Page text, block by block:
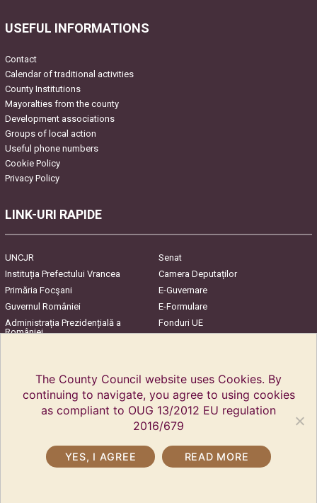
USEFUL INFORMATIONS
Contact
Calendar of traditional activities
County Institutions
Mayoralties from the county
Development associations
Groups of local action
Useful phone numbers
Cookie Policy
Privacy Policy
LINK-URI RAPIDE
UNCJR
Senat
Instituția Prefectului Vrancea
Camera Deputaților
Primăria Focşani
E-Guvernare
Guvernul României
E-Formulare
Administrația Prezidențială a
României
Fonduri UE
The County Council website uses Cookies. By
continuing to navigate, you agree to using cookies
as compliant to OUG 13/2012 EU regulation
2016/679
YES, I AGREE READ MORE